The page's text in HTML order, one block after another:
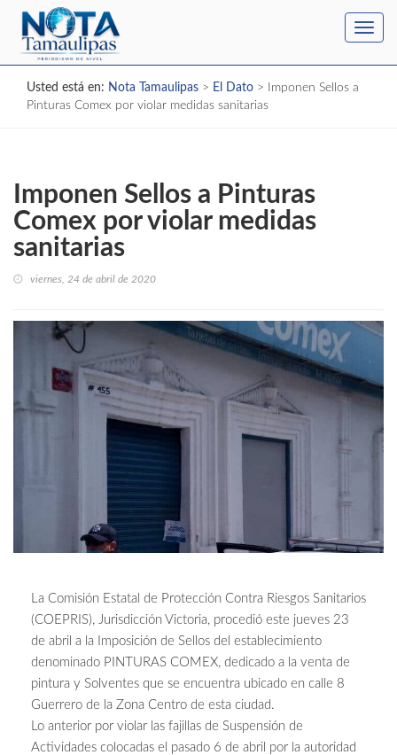
Usted está en: Nota Tamaulipas > El Dato >
Imponen Sellos a
Pinturas Comex por violar medidas sanitarias
Imponen Sellos a Pinturas
Comex por violar medidas
sanitarias
viernes, 24 de abril de 2020
La Comisión Estatal de Protección Contra Riesgos Sanitarios
(COEPRIS), Jurisdicción Victoria, procedió este jueves 23
de abril a la Imposición de Sellos del establecimiento
denominado PINTURAS COMEX, dedicado a la venta de
pintura y Solventes que se encuentra ubicado en calle 8
Guerrero de la Zona Centro de esta ciudad.
Lo anterior por violar las fajillas de Suspensión de
Actividades colocadas el pasado 6 de abril por la autoridad